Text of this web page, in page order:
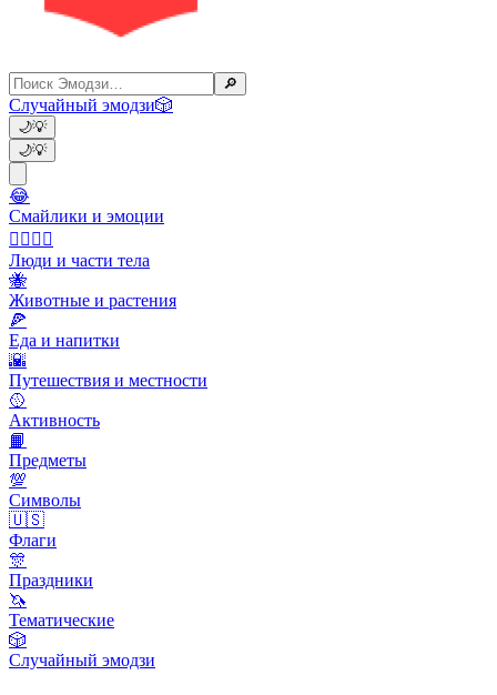
🔎
Случайный эмодзи🎲
🌙💡
🌙💡
😂
Смайлики и эмоции
👩‍❤️‍💋‍👨
Люди и части тела
🐝
Животные и растения
🍕
Еда и напитки
🌇
Путешествия и местности
🥎
Активность
📙
Предметы
💯
Символы
🇺🇸
Флаги
🎊
Праздники
🦄
Тематические
🎲
Случайный эмодзи